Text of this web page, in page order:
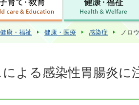
健康・福祉 健康・医療 感染症 ノロ
よる感染性胃腸炎に